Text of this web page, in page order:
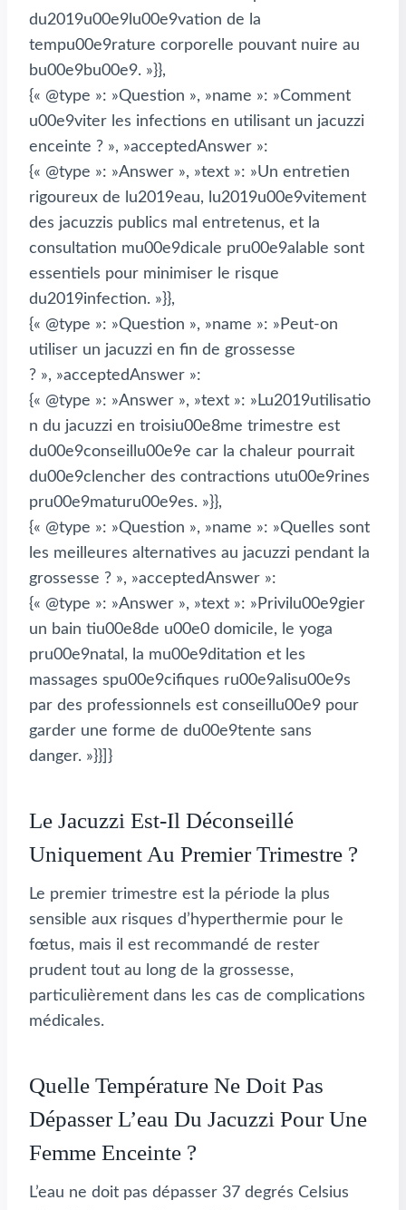
du2019u00e9lu00e9vation de la
tempu00e9rature corporelle pouvant nuire au
bu00e9bu00e9. »}},
{« @type »: »Question », »name »: »Comment
u00e9viter les infections en utilisant un jacuzzi
enceinte ? », »acceptedAnswer »:
{« @type »: »Answer », »text »: »Un entretien
rigoureux de lu2019eau, lu2019u00e9vitement
des jacuzzis publics mal entretenus, et la
consultation mu00e9dicale pru00e9alable sont
essentiels pour minimiser le risque
du2019infection. »}},
{« @type »: »Question », »name »: »Peut-on
utiliser un jacuzzi en fin de grossesse
? », »acceptedAnswer »:
{« @type »: »Answer », »text »: »Lu2019utilisatio
n du jacuzzi en troisiu00e8me trimestre est
du00e9conseillu00e9e car la chaleur pourrait
du00e9clencher des contractions utu00e9rines
pru00e9maturu00e9es. »}},
{« @type »: »Question », »name »: »Quelles sont
les meilleures alternatives au jacuzzi pendant la
grossesse ? », »acceptedAnswer »:
{« @type »: »Answer », »text »: »Privilu00e9gier
un bain tiu00e8de u00e0 domicile, le yoga
pru00e9natal, la mu00e9ditation et les
massages spu00e9cifiques ru00e9alisu00e9s
par des professionnels est conseillu00e9 pour
garder une forme de du00e9tente sans
danger. »}}]}
Le Jacuzzi Est-Il Déconseillé
Uniquement Au Premier Trimestre ?
Le premier trimestre est la période la plus
sensible aux risques d’hyperthermie pour le
fœtus, mais il est recommandé de rester
prudent tout au long de la grossesse,
particulièrement dans les cas de complications
médicales.
Quelle Température Ne Doit Pas
Dépasser L’eau Du Jacuzzi Pour Une
Femme Enceinte ?
L’eau ne doit pas dépasser 37 degrés Celsius